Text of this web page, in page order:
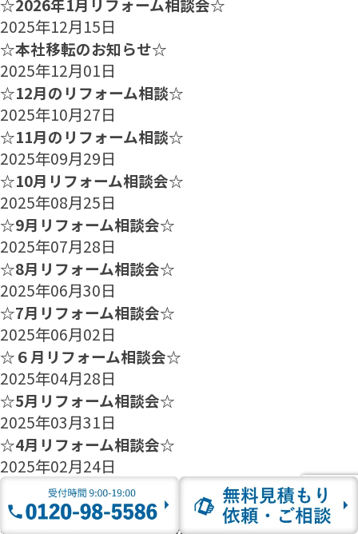
☆2026年1月リフォーム相談会☆
2025年12月15日
☆本社移転のお知らせ☆
2025年12月01日
☆12月のリフォーム相談☆
2025年10月27日
☆11月のリフォーム相談☆
2025年09月29日
☆10月リフォーム相談会☆
2025年08月25日
☆9月リフォーム相談会☆
2025年07月28日
☆8月リフォーム相談会☆
2025年06月30日
☆7月リフォーム相談会☆
2025年06月02日
☆６月リフォーム相談会☆
2025年04月28日
☆5月リフォーム相談会☆
2025年03月31日
☆4月リフォーム相談会☆
2025年02月24日
☆3月リフォーム相談会☆
2025年01月27日